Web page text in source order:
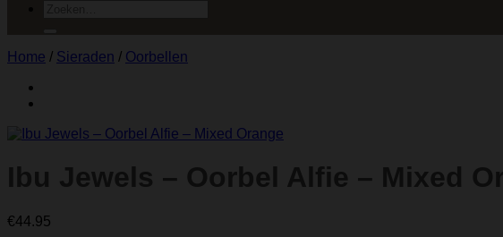
Home / Sieraden / Oorbellen
Ibu Jewels – Oorbel Alfie – Mixed
€44.95